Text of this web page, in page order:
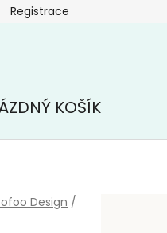
Registrace
KOŠÍK
Design /